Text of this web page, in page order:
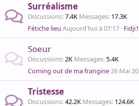
Surréalisme
Discussions 7.4K Messages 17.3K
Fétiche lieu Aujourd'hui à 07:17
Soeur
Discussions 2K Messages 5.4K
Coming out de ma frangine26 Mai
Tristesse
Discussions 42.2K Messages 124.6K